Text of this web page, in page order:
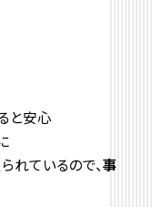
と安心
れているので、事